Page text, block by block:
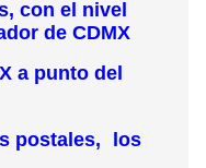
con el nivel
de CDMX
a punto del
postales, los